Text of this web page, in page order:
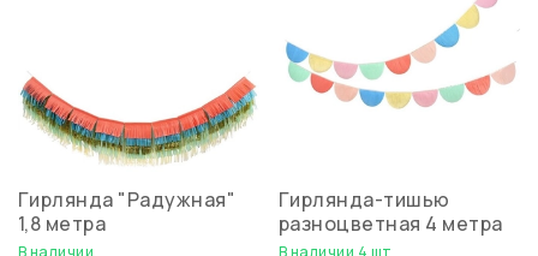
Гирлянда "Радужная"
1,8 метра
Гирлянда-тишью
разноцветная 4 метра